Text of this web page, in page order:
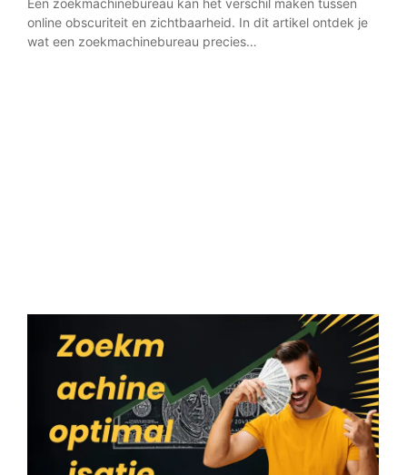
online obscuriteit en zichtbaarheid. In dit artikel ontdek je
wat een zoekmachinebureau precies…